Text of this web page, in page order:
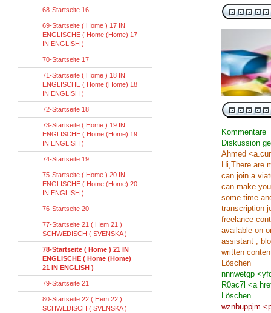
Kommentare
Diskussion
Ahmed
Hi,There are
can join a
can make
some time
transcription
freelance
available on
assistant ,
written
Löschen
nnnwetgp
R0ac7l <a
Löschen
wznbuppjm
68-Startseite 16
69-Startseite ( Home ) 17 IN
ENGLISCHE ( Home (Home) 17
IN ENGLISH )
70-Startseite 17
71-Startseite ( Home ) 18 IN
ENGLISCHE ( Home (Home) 18
IN ENGLISH )
72-Startseite 18
73-Startseite ( Home ) 19 IN
ENGLISCHE ( Home (Home) 19
IN ENGLISH )
74-Startseite 19
75-Startseite ( Home ) 20 IN
ENGLISCHE ( Home (Home) 20
IN ENGLISH )
76-Startseite 20
77-Startseite 21 ( Hem 21 )
SCHWEDISCH ( SVENSKA )
78-Startseite ( Home ) 21 IN
ENGLISCHE ( Home (Home)
21 IN ENGLISH )
79-Startseite 21
80-Startseite 22 ( Hem 22 )
SCHWEDISCH ( SVENSKA )